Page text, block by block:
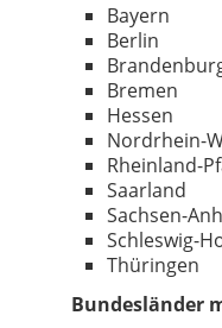
Bayern
Berlin
Bremen
Hessen
Nordrhein-
Rheinland-
Saarland
Sachsen-
Schleswig-
Thüringen
Bundesländer